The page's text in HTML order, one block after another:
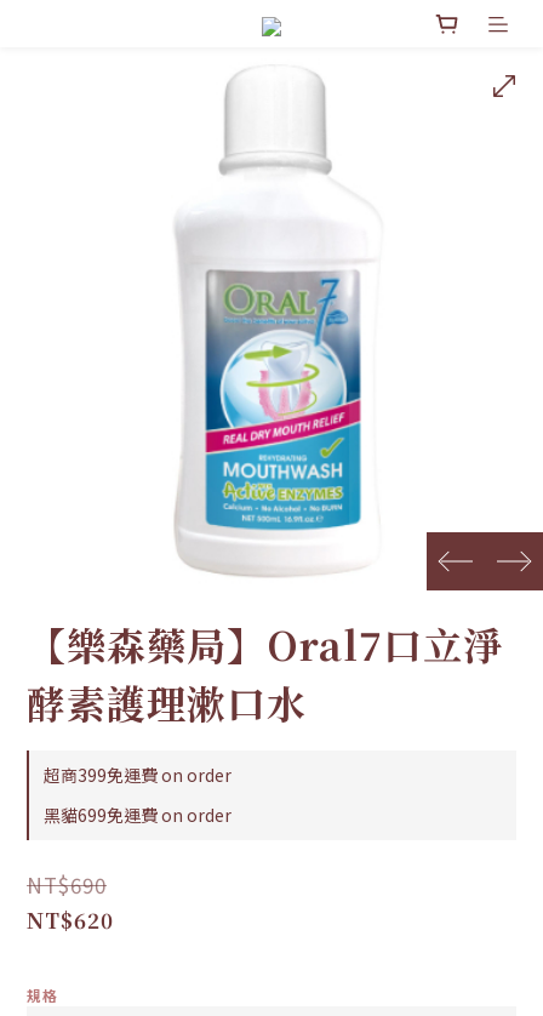
prev next
【樂森藥局】Oral7口立淨
酵素護理漱口水
超商399免運費 on order
黑貓699免運費 on order
NT$690
NT$620
規格